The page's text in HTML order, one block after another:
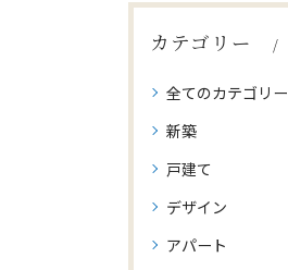
カテゴリー
全てのカテゴリー
新築
戸建て
デザイン
アパート